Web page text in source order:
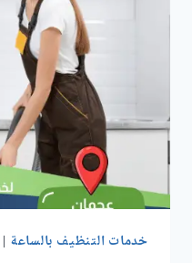
خدمات التنظيف بالساعة |